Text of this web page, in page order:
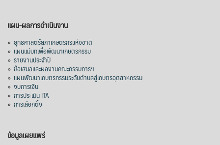
แผน-ผลการดำเนินงาน
» ยุทธศาสตร์สภาเกษตรกรแห่งชาติ
» แผนแม่บทเพื่อพัฒนาเกษตรกรรม
» รายงานประจำปี
» ข้อเสนอและผลงานคณะกรรมการฯ
» แผนพัฒนาเกษตรกรรมระดับตำบลสู่เกษตรอุตสาหกรรม
» งบการเงิน
» การประเมิน ITA
» การเลือกตั้ง
ข้อมูลเผยแพร่